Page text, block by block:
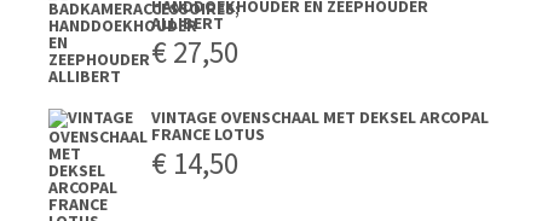
HANDDOEKHOUDER EN ZEEPHOUDER
ALLIBERT
€27,50
VINTAGE OVENSCHAAL MET DEKSEL ARCOPAL
FRANCE LOTUS
€ 14,50